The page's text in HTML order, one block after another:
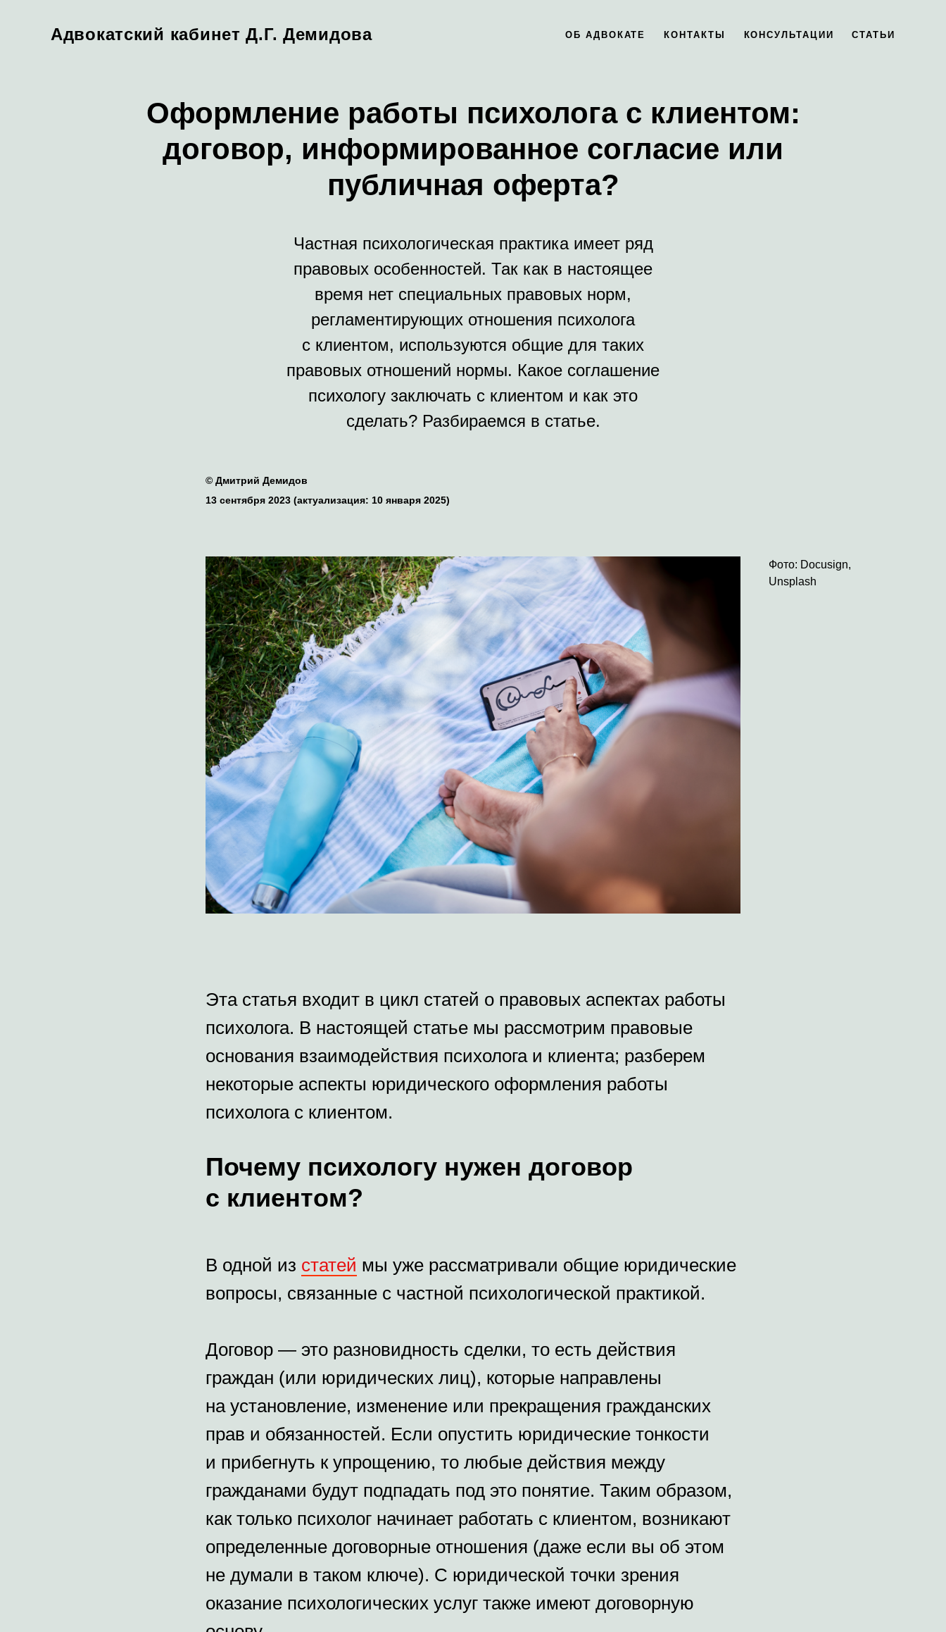
Адвокатский кабинет Д.Г. Демидова ОБ АДВОКАТЕ КОНТАКТЫ КОНСУЛЬТАЦИИ СТАТЬИ
Оформление работы психолога с клиентом:
договор, информированное согласие или
публичная оферта?
Частная психологическая практика имеет ряд
правовых особенностей. Так как в настоящее
время нет специальных правовых норм,
регламентирующих отношения психолога
с клиентом, используются общие для таких
правовых отношений нормы. Какое соглашение
психологу заключать с клиентом и как это
сделать? Разбираемся в статье.
© Дмитрий Демидов
13 сентября 2023 (актуализация: 10 января 2025)
Фото: Docusign,
Unsplash
Эта статья входит в цикл статей о правовых аспектах работы
психолога. В настоящей статье мы рассмотрим правовые
основания взаимодействия психолога и клиента; разберем
некоторые аспекты юридического оформления работы
психолога с клиентом.
Почему психологу нужен договор
с клиентом?
В одной из статей мы уже рассматривали общие юридические
вопросы, связанные с частной психологической практикой.
Договор — это разновидность сделки, то есть действия
граждан (или юридических лиц), которые направлены
на установление, изменение или прекращения гражданских
прав и обязанностей. Если опустить юридические тонкости
и прибегнуть к упрощению, то любые действия между
гражданами будут подпадать под это понятие. Таким образом,
как только психолог начинает работать с клиентом, возникают
определенные договорные отношения (даже если вы об этом
не думали в таком ключе). С юридической точки зрения
оказание психологических услуг также имеют договорную